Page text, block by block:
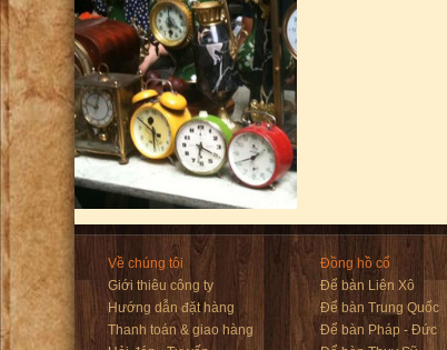
Về chúng tôi
Giới thiêu công ty
Hướng dẫn đặt hàng
Thanh toán & giao hàng
Đồng hồ cổ
Để bàn Liên Xô
Để bàn Trung Quốc
Để bàn Pháp - Đức